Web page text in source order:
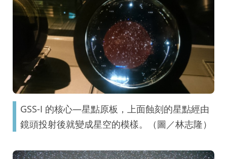
GSS-I 的核心—星點原板，上面蝕刻的星點經由
鏡頭投射後就變成星空的模樣。（圖／林志隆）